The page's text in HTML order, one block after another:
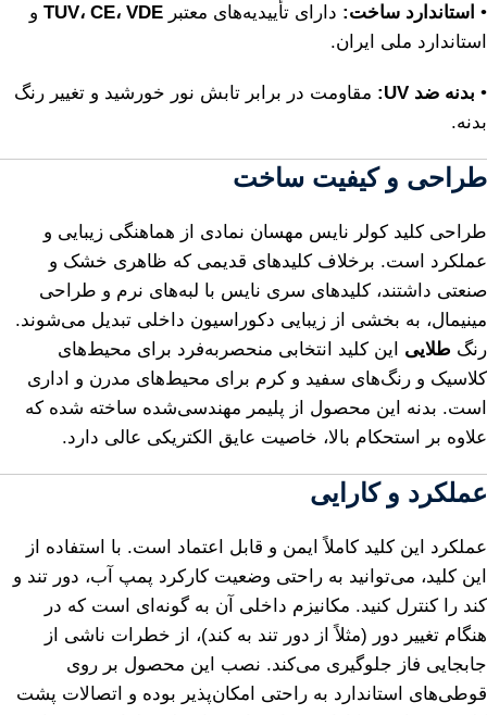
• استاندارد ساخت: دارای تأییدیه‌های معتبر TUV، CE، VDE و
استاندارد ملی ایران.
• بدنه ضد UV:
مقاومت در برابر تابش نور خورشید و تغییر رنگ
بدنه.
طراحی و کیفیت ساخت
طراحی کلید کولر نایس مهسان نمادی از هماهنگی زیبایی و
عملکرد است. برخلاف کلیدهای قدیمی که ظاهری خشک و
صنعتی داشتند، کلیدهای سری نایس با لبه‌های نرم و طراحی
مینیمال، به بخشی از زیبایی دکوراسیون داخلی تبدیل می‌شوند.
رنگ طلایی این کلید انتخابی منحصربه‌فرد برای محیط‌های
کلاسیک و رنگ‌های سفید و کرم برای محیط‌های مدرن و اداری
است. بدنه این محصول از پلیمر مهندسی‌شده ساخته شده که
علاوه بر استحکام بالا، خاصیت عایق الکتریکی عالی دارد.
عملکرد و کارایی
عملکرد این کلید کاملاً ایمن و قابل اعتماد است. با استفاده از
این کلید، می‌توانید به راحتی وضعیت کارکرد پمپ آب، دور تند و
کند را کنترل کنید. مکانیزم داخلی آن به گونه‌ای است که در
هنگام تغییر دور (مثلاً از دور تند به کند)، از خطرات ناشی از
جابجایی فاز جلوگیری می‌کند. نصب این محصول بر روی
قوطی‌های استاندارد به راحتی امکان‌پذیر بوده و اتصالات پشت